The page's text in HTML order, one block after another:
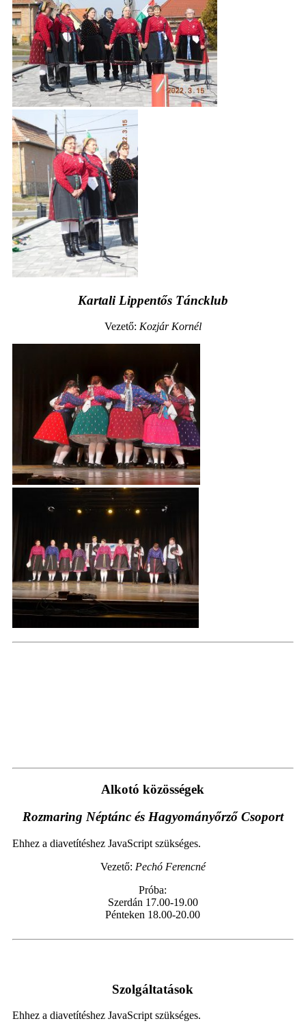
Kartali Lippentős Táncklub
Vezető: Kozjár Kornél
Alkotó közösségek
Rozmaring Néptánc és Hagyományőrző Csoport
Ehhez a diavetítéshez JavaScript szükséges.
Vezető: Pechó Ferencné
Próba:
Szerdán 17.00-19.00
Pénteken 18.00-20.00
Szolgáltatások
Ehhez a diavetítéshez JavaScript szükséges.